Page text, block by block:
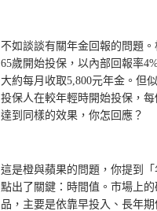
不如談談有關年金回報的問題
65歲開始投保，以內部回報率
大約每月收取5,800元年金。但
投保人在較年輕時開始投保，每
達到同樣的效果，你怎回應？
這是橙與蘋果的問題，你提到
點出了關鍵：時間值。市場上
品，主要是依靠早投入、長年